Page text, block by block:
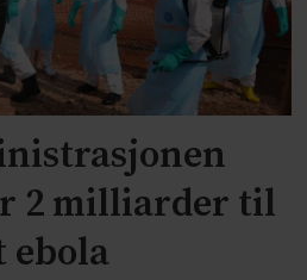
2 milliarder til
ebola